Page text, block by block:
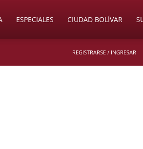
ESPECIALES CIUDAD BOLÍVAR
REGISTRARSE / INGRESAR